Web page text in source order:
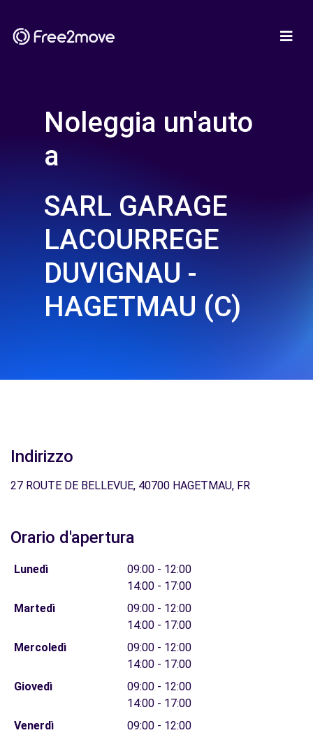
Noleggia un'auto
a
SARL GARAGE
LACOURREGE
DUVIGNAU -
HAGETMAU (C)
Indirizzo
27 ROUTE DE BELLEVUE, 40700 HAGETMAU, FR
Orario d'apertura
Lunedì
09:00 - 12:00
14:00 - 17:00
Martedì
09:00 - 12:00
14:00 - 17:00
Mercoledì
09:00 - 12:00
14:00 - 17:00
Giovedì
09:00 - 12:00
14:00 - 17:00
Venerdì
09:00 - 12:00